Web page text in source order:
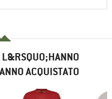
L&RSQUO;HANNO
ACQUISTATO